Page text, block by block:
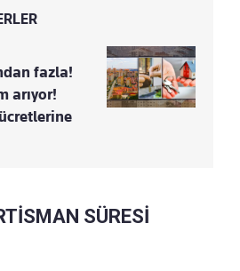
fazla!
arıyor!
SÜRESİ